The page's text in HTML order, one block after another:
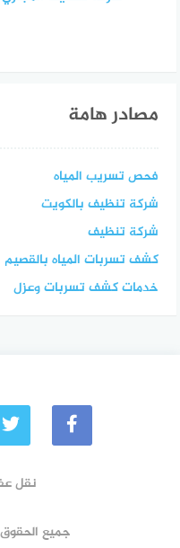
مصادر هامة
فحص تسريب المياه
شركة تنظيف بالكويت
شركة تنظيف
كشف تسربات المياه بالقصيم
خدمات كشف تسربات وعزل
نقل
جميع